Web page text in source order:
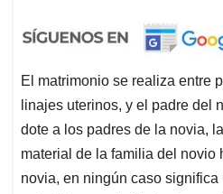
El matrimonio se realiza entre
linajes uterinos, y el padre del
dote a los padres de la novia,
material de la familia del novio
novia, en ningún caso